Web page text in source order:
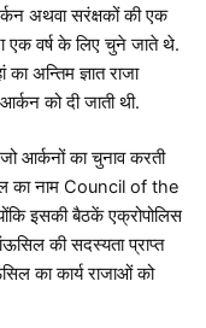
अथवा सरंक्षकों की एक
एक वर्ष के लिए चुने जाते थे.
अन्तिम ज्ञात राजा
को दी जाती थी.
आर्कनों का चुनाव करती
का नाम Council of the
इसकी बैठकें एक्रोपोलिस
की सदस्यता प्राप्त
का कार्य राजाओं को